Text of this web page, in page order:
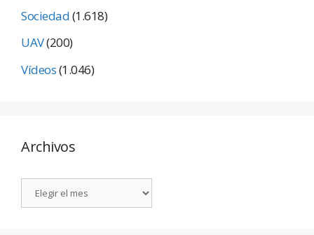
Sociedad(1.618)
UAV(200)
Vídeos(1.046)
Archivos